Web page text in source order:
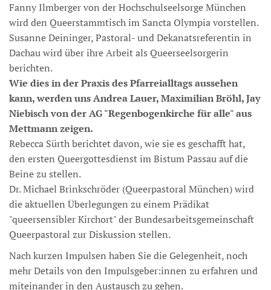
Fanny Ilmberger von der Hochschulseelsorge München
wird den Queerstammtisch im Sancta Olympia vorstellen.
Susanne Deininger, Pastoral- und Dekanatsreferentin in
Dachau wird über ihre Arbeit als Queerseelsorgerin
berichten.
Wie dies in der Praxis des Pfarreialltags aussehen
kann, werden uns Andrea Lauer, Maximilian Bröhl, Jay
Niebisch von der AG "Regenbogenkirche für alle" aus
Mettmann zeigen.
Rebecca Sürth berichtet davon, wie sie es geschafft hat,
den ersten Queergottesdienst im Bistum Passau auf die
Beine zu stellen.
Dr. Michael Brinkschröder (Queerpastoral München) wird
die aktuellen Überlegungen zu einem Prädikat
"queersensibler Kirchort" der Bundesarbeitsgemeinschaft
Queerpastoral zur Diskussion stellen.
Nach kurzen Impulsen haben Sie die Gelegenheit, noch
mehr Details von den Impulsgeber:innen zu erfahren und
miteinander in den Austausch zu gehen.